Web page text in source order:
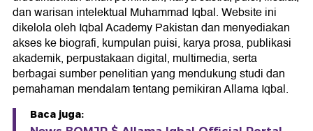
dan warisan intelektual Muhammad Iqbal. Website ini
dikelola oleh Iqbal Academy Pakistan dan menyediakan
akses ke biografi, kumpulan puisi, karya prosa, publikasi
akademik, perpustakaan digital, multimedia, serta
berbagai sumber penelitian yang mendukung studi dan
pemahaman mendalam tentang pemikiran Allama Iqbal.
Baca juga: